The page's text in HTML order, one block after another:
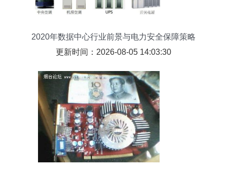
2020年数据中心行业前景与电力安全保障策略
更新时间：2026-08-05 14:03:30